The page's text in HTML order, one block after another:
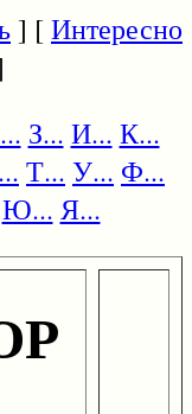
] [Интересно
З... И... К...
Т... У... Ф...
Ю... Я...